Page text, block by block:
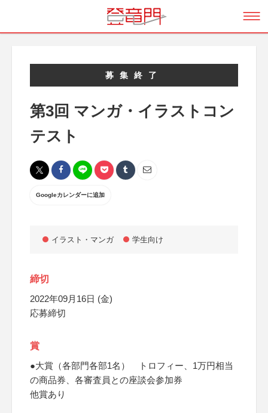
募集終了
第3回 マンガ・イラストコン
テスト
Googleカレンダーに追加
イラスト・マンガ 学生向け
締切
2022年09月16日 (金)
応募締切
賞
●大賞（各部門各部1名） トロフィー、1万円相当
の商品券、各審査員との座談会参加券
他賞あり